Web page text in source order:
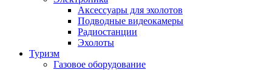
Аксессуары для эхолотов
Подводные видеокамеры
Радиостанции
Эхолоты
Туризм
Газовое оборудование